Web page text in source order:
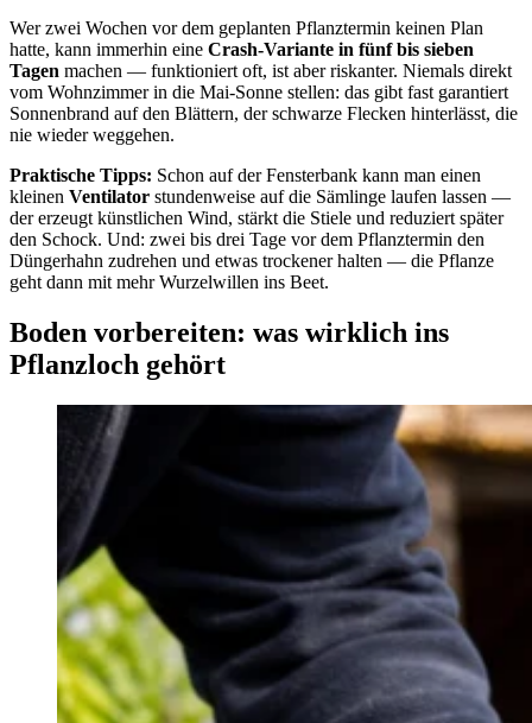
Wer zwei Wochen vor dem geplanten Pflanztermin keinen Plan
hatte, kann immerhin eine Crash-Variante in fünf bis sieben
Tagen machen — funktioniert oft, ist aber riskanter. Niemals direkt
vom Wohnzimmer in die Mai-Sonne stellen: das gibt fast garantiert
Sonnenbrand auf den Blättern, der schwarze Flecken hinterlässt, die
nie wieder weggehen.
Praktische Tipps: Schon auf der Fensterbank kann man einen
kleinen Ventilator stundenweise auf die Sämlinge laufen lassen —
der erzeugt künstlichen Wind, stärkt die Stiele und reduziert später
den Schock. Und: zwei bis drei Tage vor dem Pflanztermin den
Düngerhahn zudrehen und etwas trockener halten — die Pflanze
geht dann mit mehr Wurzelwillen ins Beet.
Boden vorbereiten: was wirklich ins
Pflanzloch gehört